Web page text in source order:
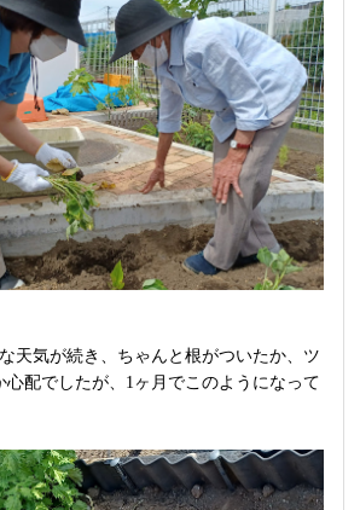
天気が続き、ちゃんと根がついたか、ツ
心配でしたが、1ヶ月でこのようになって